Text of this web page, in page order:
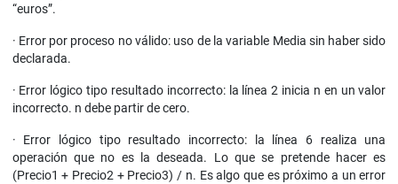
“euros”.
· Error por proceso no válido: uso de la variable Media sin haber sido
declarada.
· Error lógico tipo resultado incorrecto: la línea 2 inicia n en un valor
incorrecto. n debe partir de cero.
· Error lógico tipo resultado incorrecto: la línea 6 realiza una
operación que no es la deseada. Lo que se pretende hacer es
(Precio1 + Precio2 + Precio3) / n. Es algo que es próximo a un error